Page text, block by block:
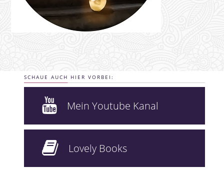
SCHAUE AUCH HIER VORBEI:
Mein Youtube Kanal
Lovely Books